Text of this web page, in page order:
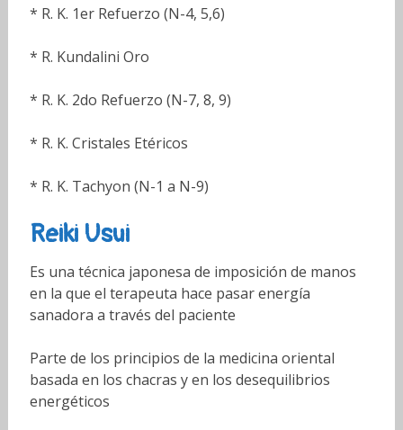
* R. K. 1er Refuerzo (N-4, 5,6)
* R. Kundalini Oro
* R. K. 2do Refuerzo (N-7, 8, 9)
* R. K. Cristales Etéricos
* R. K. Tachyon (N-1 a N-9)
Reiki Usui
Es una técnica japonesa de imposición de manos
en la que el terapeuta hace pasar energía
sanadora a través del paciente
Parte de los principios de la medicina oriental
basada en los chacras y en los desequilibrios
energéticos